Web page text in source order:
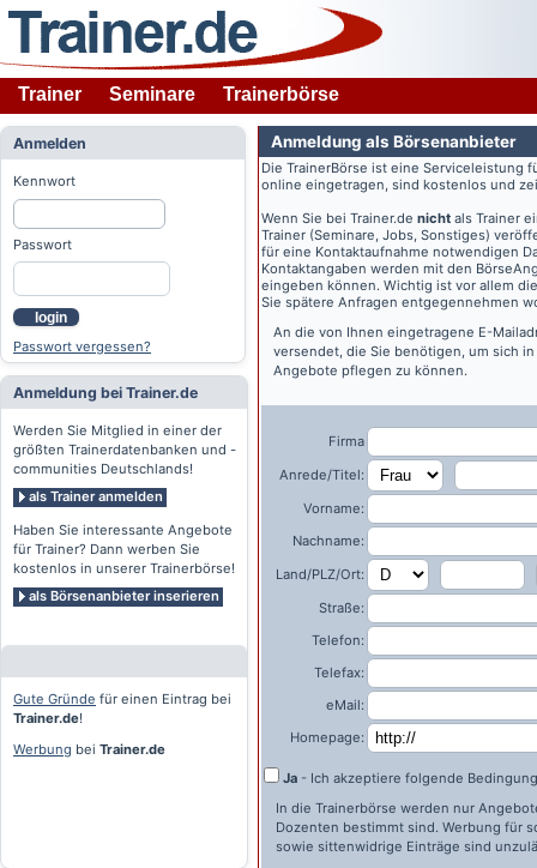
Trainer Seminare Trainerbörse
Anmelden
Kennwort
Passwort
login
Passwort vergessen?
Anmeldung bei Trainer.de
Werden Sie Mitglied in einer der
größten Trainerdatenbanken und -
communities Deutschlands!
als Trainer anmelden
Haben Sie interessante Angebote
für Trainer? Dann werben Sie
kostenlos in unserer Trainerbörse!
als Börsenanbieter inserieren
Gute Gründe für einen Eintrag bei
Trainer.de!
Werbung bei Trainer.de
Anmeldung als Börsenanbieter
Die TrainerBörse ist eine Serviceleistung
online eingetragen, sind kostenlos und
Wenn Sie bei Trainer.de nicht als Trainer
Trainer (Seminare, Jobs, Sonstiges)
für eine Kontaktaufnahme notwendigen
Kontaktangaben werden mit den
eingeben können. Wichtig ist vor allem
Sie spätere Anfragen entgegennehmen
An die von Ihnen eingetragene E-
versendet, die Sie benötigen, um sich
Angebote pflegen zu können.
Firma
Anrede/Titel:
Vorname:
Nachname:
Land/PLZ/Ort:
Straße:
Telefon:
Telefax:
eMail:
Homepage:
Ja - Ich akzeptiere folgende
In die Trainerbörse werden nur
Dozenten bestimmt sind. Werbung für
sowie sittenwidrige Einträge sind